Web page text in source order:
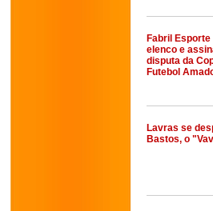
Fabril
elenco e
disputa da
Futebol
Lavras se
Bastos, o